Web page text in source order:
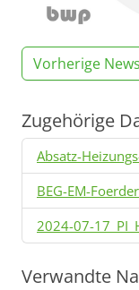
Vorherige News
Zugehörige
Absatz-
BEG-EM-
2024-07-
Verwandte